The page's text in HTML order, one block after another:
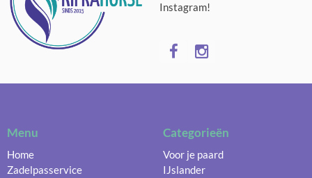
Instagram!
Categorieën
Voor je paard
IJslander
Menu
Home
Zadelpasservice